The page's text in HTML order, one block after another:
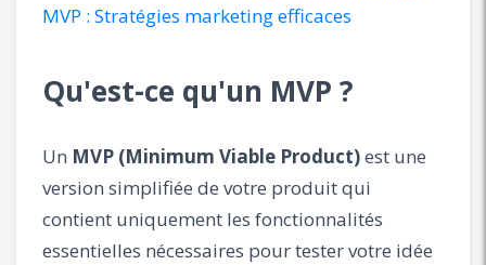
MVP : Stratégies marketing efficaces
Qu'est-ce qu'un MVP ?
Un MVP (Minimum Viable Product)est une
version simplifiée de votre produit qui
contient uniquement les fonctionnalités
essentielles nécessaires pour tester votre idée